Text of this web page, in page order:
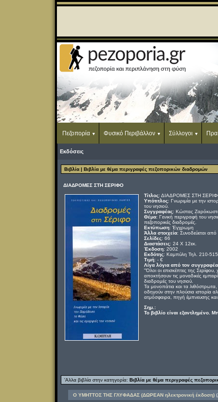
Πεζοπορία Φυσικό Περιβάλλον Σύλλογοι
Εκδόσεις
Βιβλία| Βιβλία με θέμα περιγραφές πεζοπορικών διαδρομών
ΔΙΑΔΡΟΜΕΣ ΣΤΗ ΣΕΡΙΦΟ
Τίτλος: ΔΙΑΔΡΟΜΕΣ ΣΤΗ
Υπότιτλος: Γνωριμία με την
του νησιού.
Συγγραφέας: Κώστας
Θέμα: Γενική περιγραφή του
πεζοπορικές διαδρομές.
Εκτύπωση: Έγχρωμη
Άλλα στοιχεία: Συνοδεύεται
Σελίδες: 66
Διαστάσεις: 24 Χ 12εκ.
Έκδοση: 2002
Εκδότης: Καμπύλη Τηλ. 210-
Τιμή: - €
Λίγα λόγια από τον συγγραφέα
"Όλοι οι επισκέπτες της
αποκτήσουν τις μοναδικές
διαδρομές του νησιού.
Τα μονοπάτια και τα
οδηγούν στην πλούσια ιστορία
ατμόσφαιρα, πηγή έμπνευσης και
Σημ.:
Το βιβλίο είναι εξαντλημένο.
'Αλλα βιβλία στην κατηγορία: Βιβλία με θέμα περιγραφές
Ο ΥΜΗΤΤΟΣ ΤΗΣ ΓΛΥΦΑΔΑΣ (ΔΩΡΕΑΝ ηλεκτρονική έκδοση)